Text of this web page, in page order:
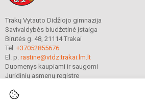
Trakų Vytauto Didžiojo gimnazija
Savivaldybės biudžetinė įstaiga
Birutės g. 48, 21114 Trakai
Tel. +37052855676
El. p. rastine@vtdz.trakai.lm.lt
Duomenys kaupiami ir saugomi
Juridinių asmenų registre